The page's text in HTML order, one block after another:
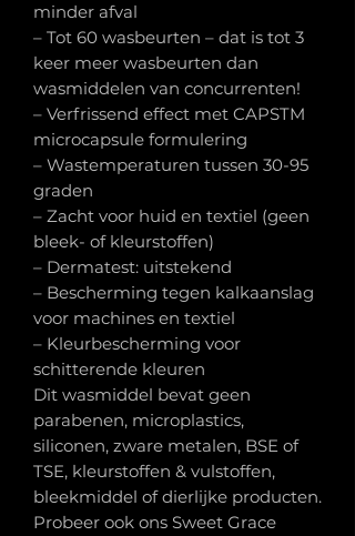
minder afval
– Tot 60 wasbeurten – dat is tot 3
keer meer wasbeurten dan
wasmiddelen van concurrenten!
– Verfrissend effect met CAPSTM
microcapsule formulering
– Wastemperaturen tussen 30-95
graden
– Zacht voor huid en textiel (geen
bleek- of kleurstoffen)
– Dermatest: uitstekend
– Bescherming tegen kalkaanslag
voor machines en textiel
– Kleurbescherming voor
schitterende kleuren
Dit wasmiddel bevat geen
parabenen, microplastics,
siliconen, zware metalen, BSE of
TSE, kleurstoffen & vulstoffen,
bleekmiddel of dierlijke producten.
Probeer ook ons Sweet Grace